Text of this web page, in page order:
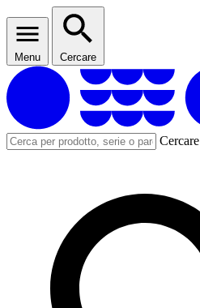
Menu Cercare
Cercare